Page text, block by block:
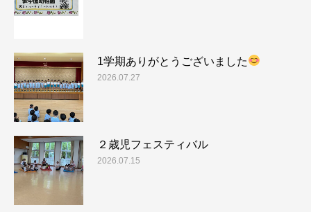
1学期ありがとうございました
2026.07.27
２歳児フェスティバル
2026.07.15